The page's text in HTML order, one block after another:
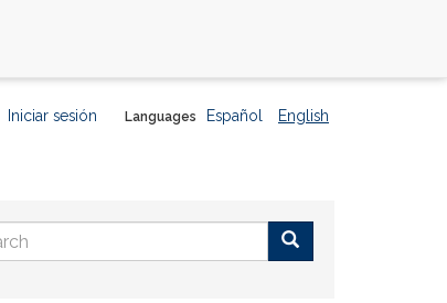
Languages Español English
Iniciar sesión